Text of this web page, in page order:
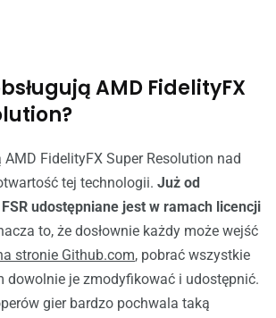
AMD FidelityFX
FidelityFX Super Resolution nad
tej technologii. Już od
udostępniane jest w ramach licencji
to, że dosłownie każdy może wejść
stronie Github.com, pobrać wszystkie
dowolnie je zmodyfikować i udostępnić.
gier bardzo pochwala taką